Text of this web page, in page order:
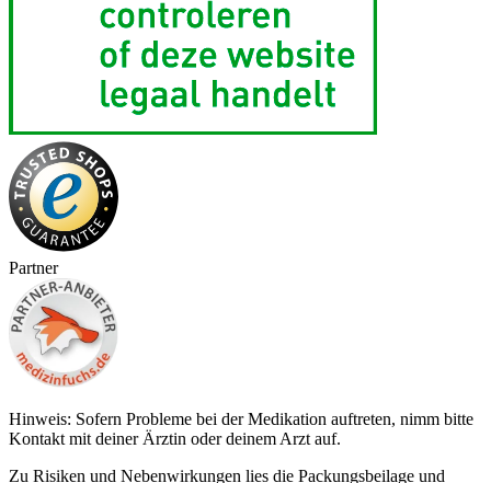
Partner
Hinweis: Sofern Probleme bei der Medikation auftreten, nimm bitte
Kontakt mit deiner Ärztin oder deinem Arzt auf.
Zu Risiken und Nebenwirkungen lies die Packungsbeilage und